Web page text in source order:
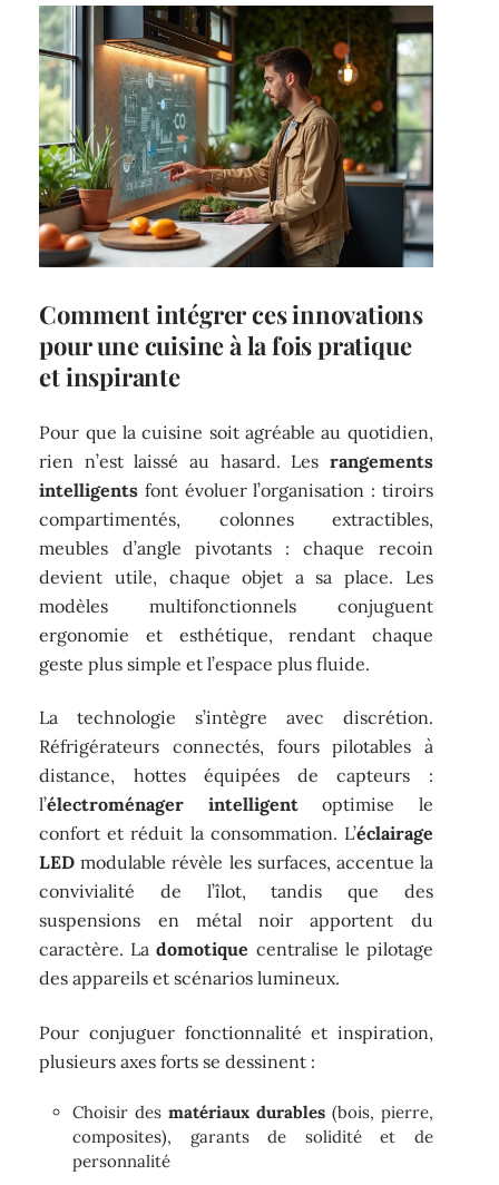
Comment intégrer ces innovations
pour une cuisine à la fois pratique
et inspirante
Pour que la cuisine soit agréable au quotidien,
rien n’est laissé au hasard. Les rangements
intelligents font évoluer l’organisation : tiroirs
compartimentés, colonnes extractibles,
meubles d’angle pivotants : chaque recoin
devient utile, chaque objet a sa place. Les
modèles multifonctionnels conjuguent
ergonomie et esthétique, rendant chaque
geste plus simple et l’espace plus fluide.
La technologie s’intègre avec discrétion.
Réfrigérateurs connectés, fours pilotables à
distance, hottes équipées de capteurs :
l’électroménager intelligentoptimise le
confort et réduit la consommation. L’éclairage
LED modulable révèle les surfaces, accentue la
convivialité de l’îlot, tandis que des
suspensions en métal noir apportent du
caractère. Ladomotique centralise le pilotage
des appareils et scénarios lumineux.
Pour conjuguer fonctionnalité et inspiration,
plusieurs axes forts se dessinent :
Choisir desmatériaux durables(bois, pierre,
composites), garants de solidité et de
personnalité